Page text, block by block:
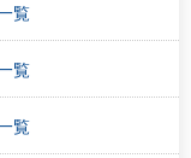
覧
覧
覧